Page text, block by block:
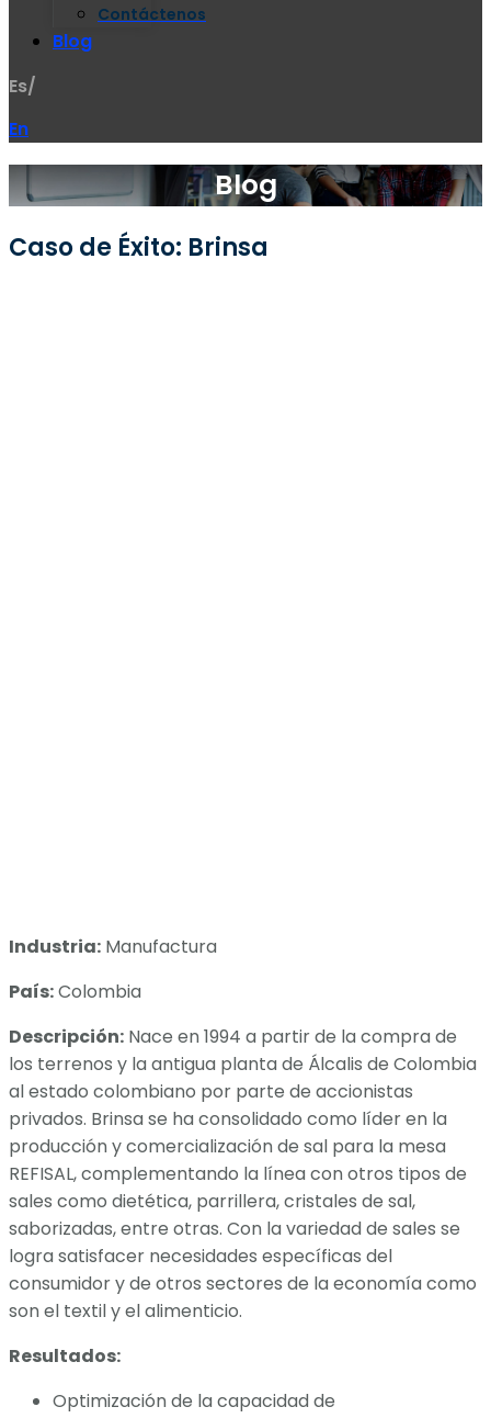
Contáctenos
Blog
Es/
En
Blog
Caso de Éxito: Brinsa
Industria: Manufactura
País:Colombia
Descripción: Nace en 1994 a partir de la compra de
los terrenos y la antigua planta de Álcalis de Colombia
al estado colombiano por parte de accionistas
privados. Brinsa se ha consolidado como líder en la
producción y comercialización de sal para la mesa
REFISAL, complementando la línea con otros tipos de
sales como dietética, parrillera, cristales de sal,
saborizadas, entre otras. Con la variedad de sales se
logra satisfacer necesidades específicas del
consumidor y de otros sectores de la economía como
son el textil y el alimenticio.
Resultados:
Optimización de la capacidad de